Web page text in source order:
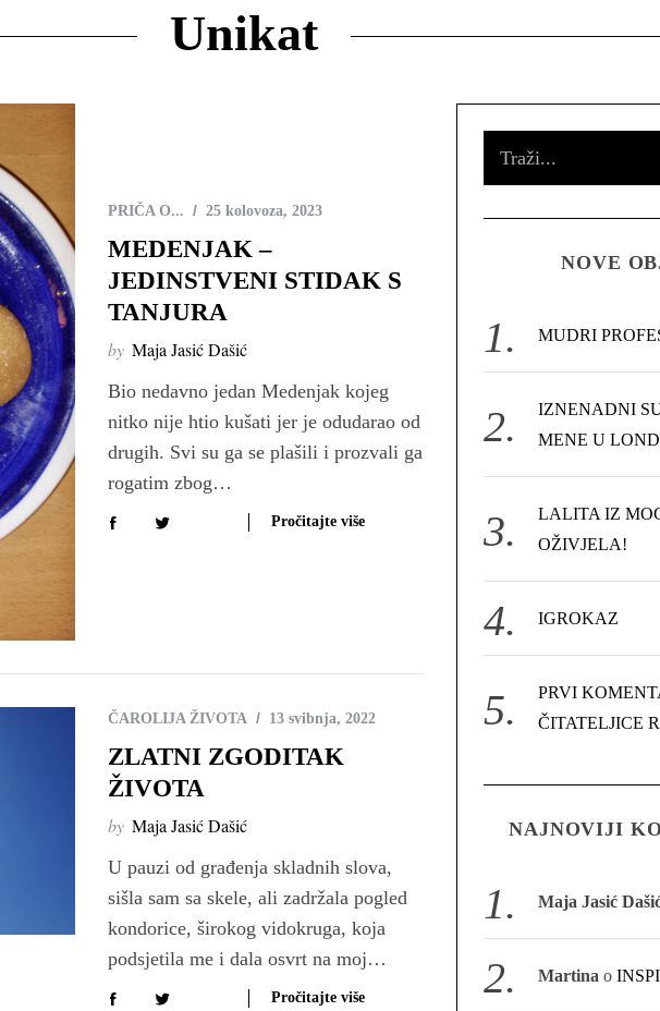
Unikat
PRIČA O... 25 kolovoza, 2023
MEDENJAK –
JEDINSTVENI STIDAK S
TANJURA
by Maja Jasić Dašić
Bio nedavno jedan Medenjak kojeg
nitko nije htio kušati jer je odudarao od
drugih. Svi su ga se plašili i prozvali ga
rogatim zbog…
Pročitajte više
ČAROLIJA ŽIVOTA 13 svibnja, 2022
ZLATNI ZGODITAK
ŽIVOTA
by Maja Jasić Dašić
U pauzi od građenja skladnih slova,
sišla sam sa skele, ali zadržala pogled
kondorice, širokog vidokruga, koja
podsjetila me i dala osvrt na moj…
Pročitajte više
o
NOVE
MUDRI
IZNENADNI
MENE U
LALITA IZ
OŽIVJELA!
IGROKAZ
PRVI
ČITATELJICE
NAJNOVIJI
Maja Jasić
Martina o